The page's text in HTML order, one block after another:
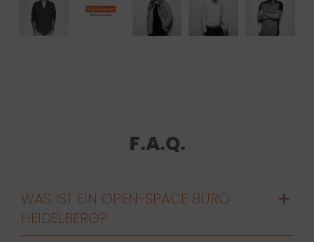
F.A.Q.
WAS IST EIN OPEN-SPACE BÜRO
HEIDELBERG?